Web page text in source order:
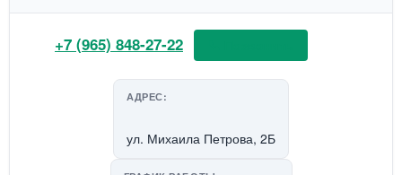
+7 (965) 848-27-22
АДРЕС:
ул. Михаила Петрова, 2Б